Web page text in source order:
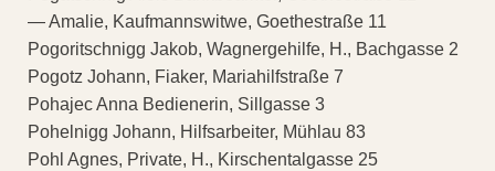
— Amalie, Kaufmannswitwe, Goethestraße 11
Pogoritschnigg Jakob, Wagnergehilfe, H., Bachgasse 2
Pogotz Johann, Fiaker, Mariahilfstraße 7
Pohajec Anna Bedienerin, Sillgasse 3
Pohelnigg Johann, Hilfsarbeiter, Mühlau 83
Pohl Agnes, Private, H., Kirschentalgasse 25